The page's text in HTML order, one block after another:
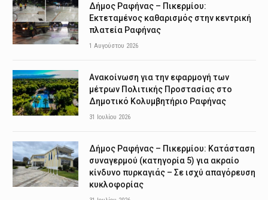
Δήμος Ραφήνας – Πικερμίου:
Εκτεταμένος καθαρισμός στην κεντρική
πλατεία Ραφήνας
1 Αυγούστου 2026
Ανακοίνωση για την εφαρμογή των
μέτρων Πολιτικής Προστασίας στο
Δημοτικό Κολυμβητήριο Ραφήνας
31 Ιουλίου 2026
Δήμος Ραφήνας – Πικερμίου: Κατάσταση
συναγερμού (κατηγορία 5) για ακραίο
κίνδυνο πυρκαγιάς – Σε ισχύ απαγόρευση
κυκλοφορίας